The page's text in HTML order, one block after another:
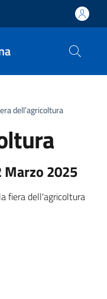
dell’agricoltura
Marzo 2025
fiera dell'agricoltura